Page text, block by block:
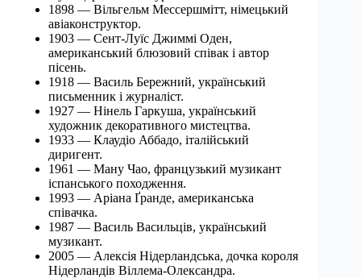
1898 — Вільгельм Мессершмітт, німецький
авіаконструктор.
1903 — Сент-Луїс Джиммі Оден,
американський блюзовий співак і автор
пісень.
1918 — Василь Бережний, український
письменник і журналіст.
1927 — Нінель Гаркуша, український
художник декоративного мистецтва.
1933 — Клаудіо Аббадо, італійський
диригент.
1961 — Ману Чао, французький музикант
іспанського походження.
1993 — Аріана Ґранде, американська
співачка.
1987 — Василь Васильців, український
музикант.
2005 — Алексія Нідерландська, дочка короля
Нідерландів Віллема-Олександра.